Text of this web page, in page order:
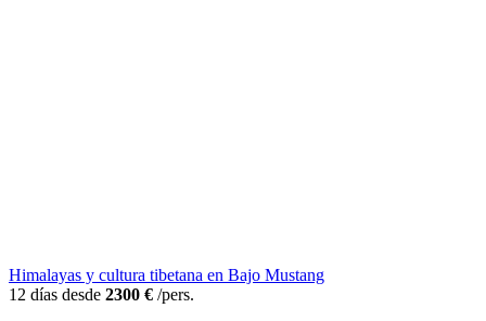
Himalayas y cultura tibetana en Bajo Mustang
12 días desde 2300 € /pers.